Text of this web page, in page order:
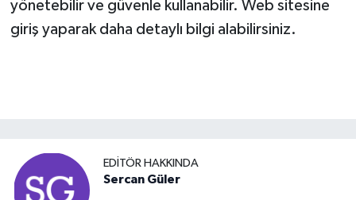
yönetebilir ve güvenle kullanabilir. Web sitesine
giriş yaparak daha detaylı bilgi alabilirsiniz.
EDITÖR HAKKINDA
Sercan Güler